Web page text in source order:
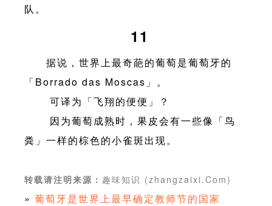
队。
11
据说，世界上最奇葩的葡萄是葡萄牙的
「Borrado das Moscas」。
可译为「飞翔的便便」？
因为葡萄成熟时，果皮会有一些像「鸟
粪」一样的棕色的小雀斑出现。
转载请注明来源： 趣味知识 (zhangzaixi.Com)
» 葡萄牙是世界上最早确定教师节的国家